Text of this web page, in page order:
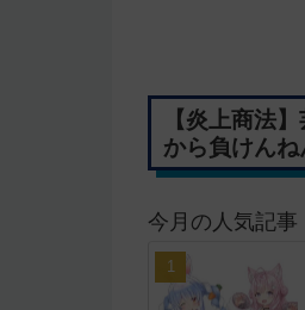
【炎上商法
から負けん
今月の人気記事